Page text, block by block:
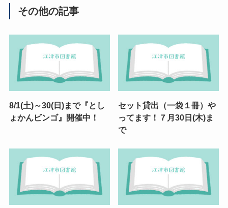
その他の記事
8/1(土)～30(日)まで『とし
ょかんビンゴ』開催中！
セット貸出（一袋１冊）や
ってます！７月30日(木)ま
で